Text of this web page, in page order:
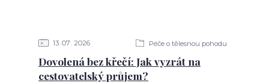
13 07 2026 Péče o tělesnou pohodu
Dovolená bez křečí: Jak vyzrát na
cestovatelský průjem?